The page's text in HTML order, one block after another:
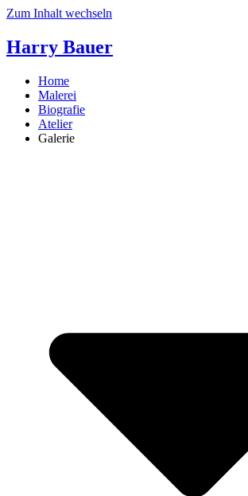
Zum Inhalt wechseln
Harry Bauer
Home
Malerei
Biografie
Atelier
Galerie